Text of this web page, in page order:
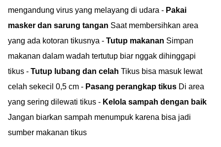
mengandung virus yang melayang di udara - Pakai
masker dan sarung tangan Saat membersihkan area
yang ada kotoran tikusnya - Tutup makanan Simpan
makanan dalam wadah tertutup biar nggak dihinggapi
tikus - Tutup lubang dan celah Tikus bisa masuk lewat
celah sekecil 0,5 cm - Pasang perangkap tikus Di area
yang sering dilewati tikus - Kelola sampah dengan baik
Jangan biarkan sampah menumpuk karena bisa jadi
sumber makanan tikus